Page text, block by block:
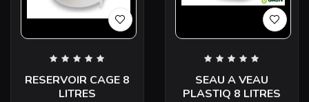
RESERVOIR CAGE 8
LITRES
SEAU A VEAU
PLASTIQ 8 LITRES